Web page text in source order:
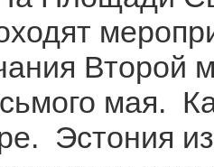
Второй
мая.
Эстония